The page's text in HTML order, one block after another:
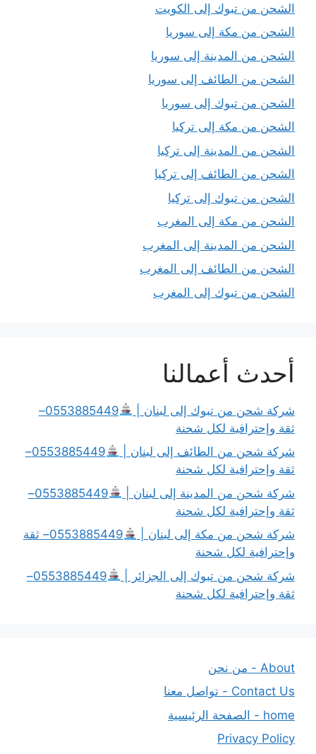
الشحن من تبوك إلى الكويت
الشحن من مكة إلى سوريا
الشحن من المدينة إلى سوريا
الشحن من الطائف إلى سوريا
الشحن من تبوك إلى سوريا
الشحن من مكة إلى تركيا
الشحن من المدينة إلى تركيا
الشحن من الطائف إلى تركيا
الشحن من تبوك إلى تركيا
الشحن من مكة إلى المغرب
الشحن من المدينة إلى المغرب
الشحن من الطائف إلى المغرب
الشحن من تبوك إلى المغرب
أحدث أعمالنا
شركة شحن من تبوك إلى لبنان |
0553885449–
ثقة وإحترافية لكل شحنة
شركة شحن من الطائف إلى لبنان |
0553885449–
ثقة وإحترافية لكل شحنة
شركة شحن من المدينة إلى لبنان |
0553885449–
ثقة وإحترافية لكل شحنة
شركة شحن من مكة إلى لبنان |
0553885449– ثقة
وإحترافية لكل شحنة
شركة شحن من تبوك إلى الجزائر |
0553885449–
ثقة وإحترافية لكل شحنة
About - من نحن
Contact Us - تواصل معنا
home - الصفحة الرئيسية
Privacy Policy